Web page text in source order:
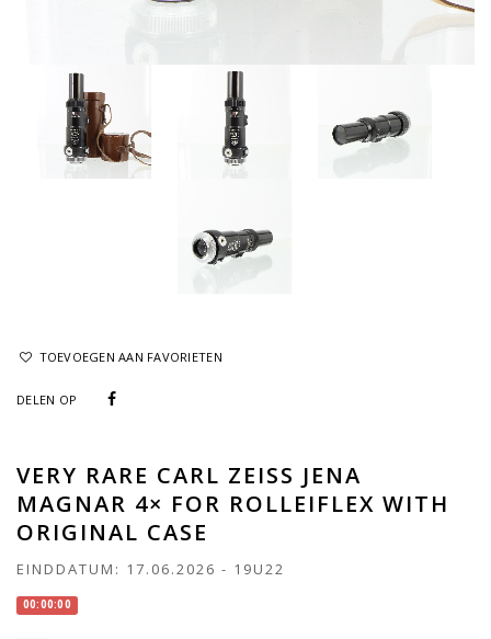
TOEVOEGEN AAN FAVORIETEN
DELEN OP
VERY RARE CARL ZEISS JENA
MAGNAR 4× FOR ROLLEIFLEX WITH
ORIGINAL CASE
EINDDATUM: 17.06.2026 - 19U22
00:00:00